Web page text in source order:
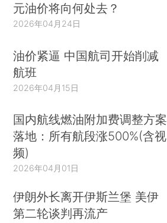
元油价将向何处去？
2026年04月24日
油价紧逼 中国航司开始削减
航班
2026年04月15日
国内航线燃油附加费调整方案
落地：所有航段涨500%(含视
频)
2026年04月01日
伊朗外长离开伊斯兰堡 美伊
第二轮谈判再流产